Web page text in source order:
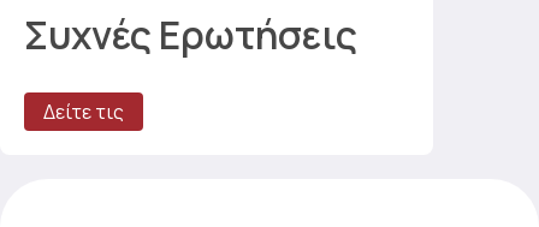
Συχνές Ερωτήσεις
Δείτε τις